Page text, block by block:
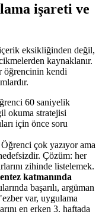
işareti ve
içerik eksikliğinden değil,
kaynaklanır.
öğrencinin kendi
60 saniyelik
okuma stratejisi
için önce soru
Öğrenci çok yazıyor ama
Çözüm: her
zihinde listelemek.
katmanında
başarılı, argüman
var, uygulama
en erken 3. haftada